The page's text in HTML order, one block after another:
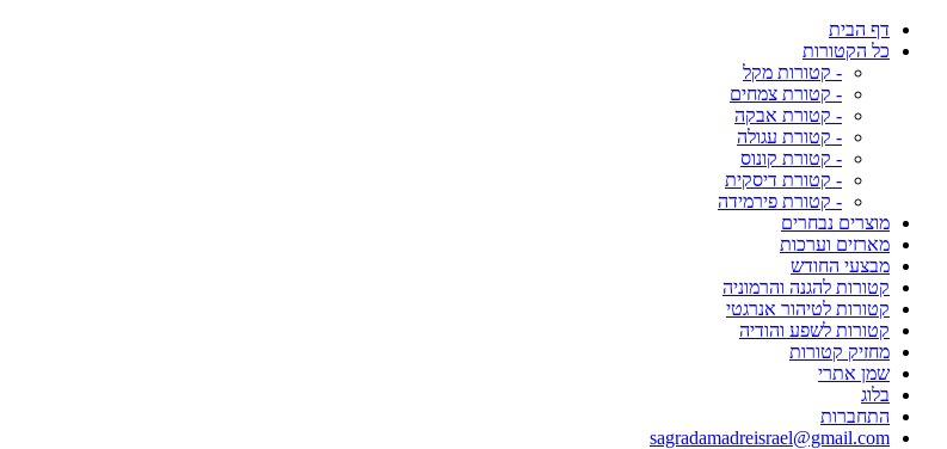
דף הבית
כל הקטורות
- קטורות מקל
- קטורת צמחים
- קטורת אבקה
- קטורת עגולה
- קטורת קונוס
- קטורת דיסקית
- קטורת פירמידה
מוצרים נבחרים
מארזים וערכות
מבצעי החודש
קטורות להגנה והרמוניה
קטורות לטיהור אנרגטי
קטורות לשפע והודיה
מחזיק קטורות
שמן אתרי
בלוג
התחברות
sagradamadreisrael@gmail.com